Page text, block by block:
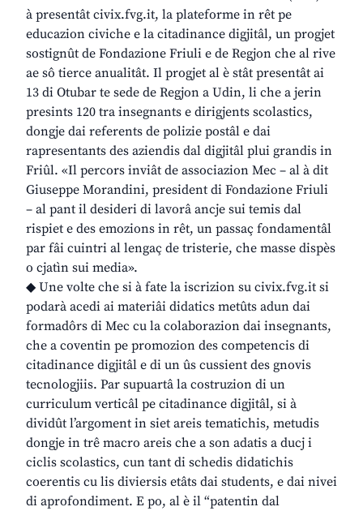
à presentât civix.fvg.it, la plateforme in rêt pe
educazion civiche e la citadinance digjitâl, un progjet
sostignût de Fondazione Friuli e de Regjon che al rive
ae sô tierce anualitât. Il progjet al è stât presentât ai
13 di Otubar te sede de Regjon a Udin, li che a jerin
presints 120 tra insegnants e dirigjents scolastics,
dongje dai referents de polizie postâl e dai
rapresentants des aziendis dal digjitâl plui grandis in
Friûl. «Il percors inviât de associazion Mec – al à dit
Giuseppe Morandini, president di Fondazione Friuli
– al pant il desideri di lavorâ ancje sui temis dal
rispiet e des emozions in rêt, un passaç fondamentâl
par fâi cuintri al lengaç de tristerie, che masse dispès
o cjatìn sui media».
◆ Une volte che si à fate la iscrizion su civix.fvg.it si
podarà acedi ai materiâi didatics metûts adun dai
formadôrs di Mec cu la colaborazion dai insegnants,
che a coventin pe promozion des competencis di
citadinance digjitâl e di un ûs cussient des gnovis
tecnologjiis. Par supuartâ la costruzion di un
curriculum verticâl pe citadinance digjitâl, si à
dividût l’argoment in siet areis tematichis, metudis
dongje in trê macro areis che a son adatis a ducj i
ciclis scolastics, cun tant di schedis didatichis
coerentis cu lis diviersis etâts dai students, e dai nivei
di aprofondiment. E po, al è il “patentin dal